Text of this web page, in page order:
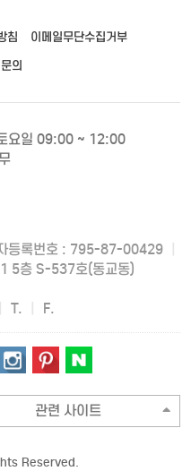
침
이메일무단수집거부
의
요일 09:00 ~ 12:00
등록번호 : 795-87-00429
5층 S-537호(동교동)
T. F.
관련 사이트
Reserved.